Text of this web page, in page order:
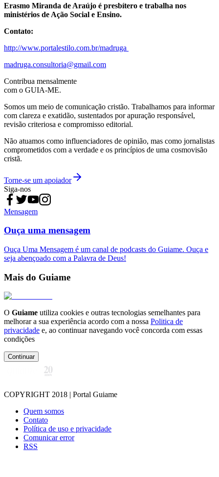
Erasmo Miranda de Araújo é presbítero e trabalha nos
ministérios de Ação Social e Ensino.
Contato:
http://www.portalestilo.com.br/madruga
madruga.consultoria@gmail.com
Contribua mensalmente
com o GUIA-ME.
Somos um meio de comunicação cristão. Trabalhamos para informar
com clareza e exatidão, sustentados por apuração responsável,
revisão criteriosa e compromisso editorial.
Não atuamos como influenciadores de opinião, mas como jornalistas
comprometidos com a verdade e os princípios de uma cosmovisão
cristã.
Torne-se um apoiador
Siga-nos
Mensagem
Ouça uma mensagem
Ouça Uma Mensagem é um canal de podcasts do Guiame. Ouça e
seja abençoado com a Palavra de Deus!
Mais do Guiame
O Guiame utiliza cookies e outras tecnologias semelhantes para
melhorar a sua experiência acordo com a nossa Politica de
privacidade e, ao continuar navegando você concorda com essas
condições
Continuar
COPYRIGHT 2018 | Portal Guiame
Quem somos
Contato
Política de uso e privacidade
Comunicar error
RSS